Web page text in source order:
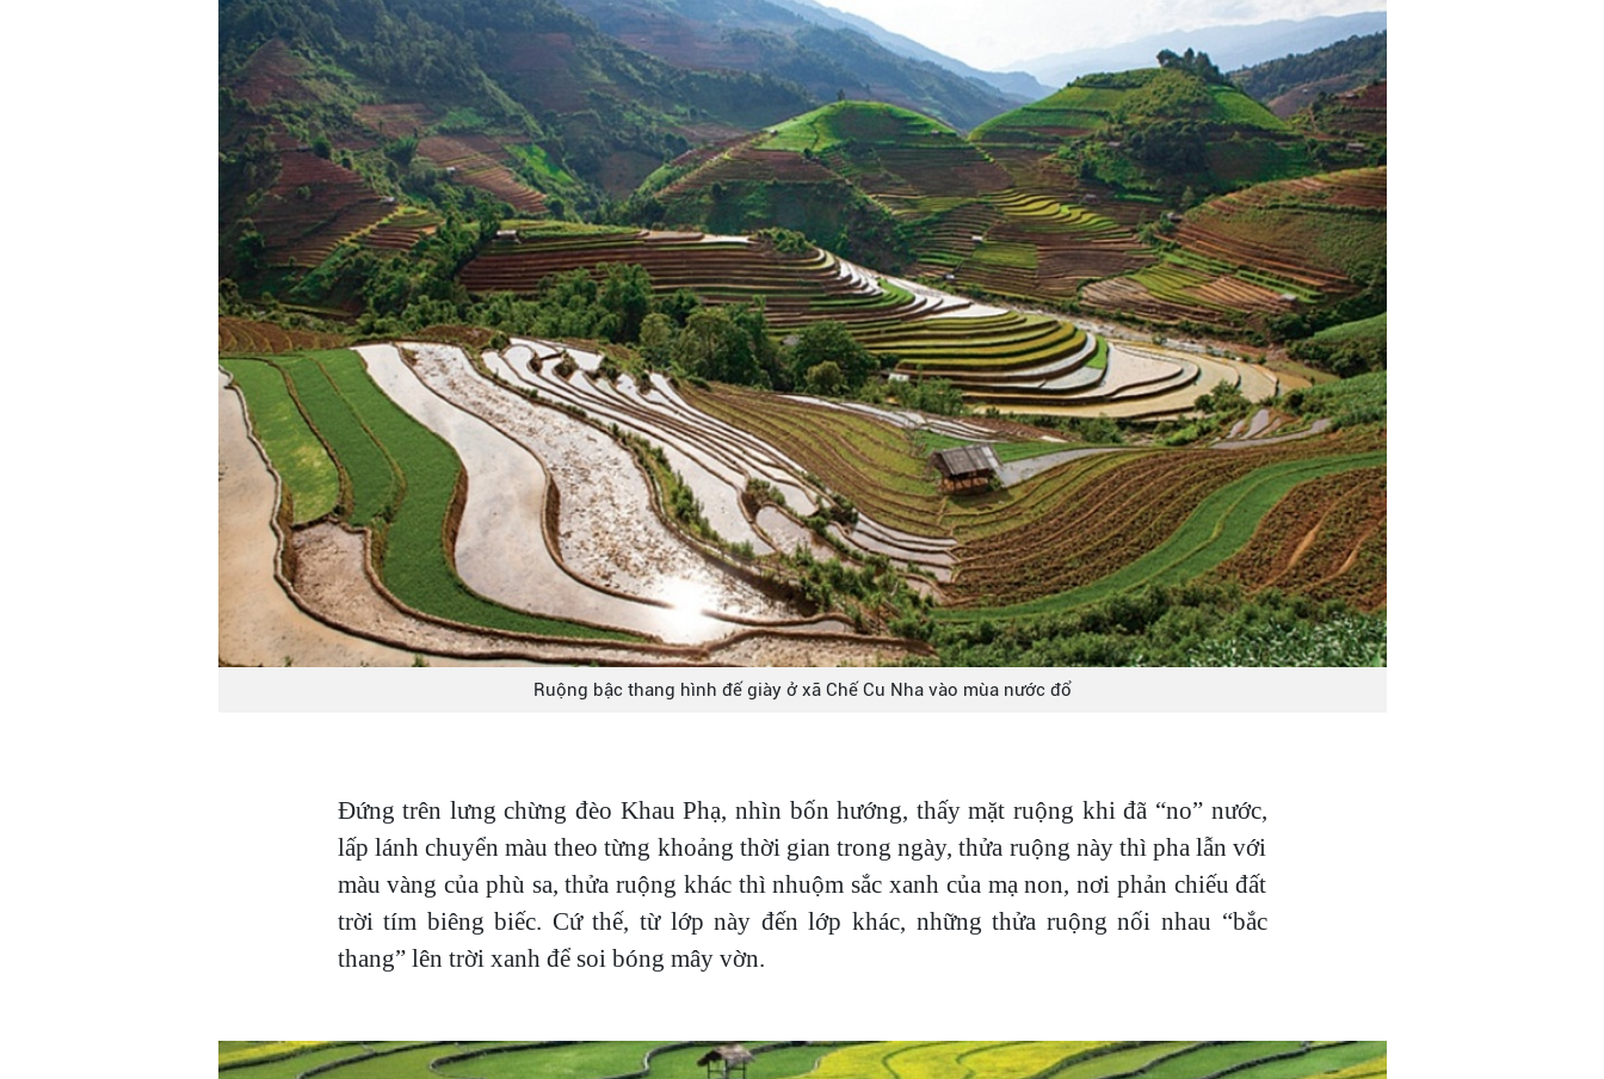
Ruộng bậc thang hình đế giày ở xã Chế Cu Nha vào mùa nước đổ
Đứng trên lưng chừng đèo Khau Phạ, nhìn bốn hướng, thấy mặt ruộng khi đã “no” nước,
lấp lánh chuyển màu theo từng khoảng thời gian trong ngày, thửa ruộng này thì pha lẫn với
màu vàng của phù sa, thửa ruộng khác thì nhuộm sắc xanh của mạ non, nơi phản chiếu đất
trời tím biêng biếc. Cứ thế, từ lớp này đến lớp khác, những thửa ruộng nối nhau “bắc
thang” lên trời xanh để soi bóng mây vờn.